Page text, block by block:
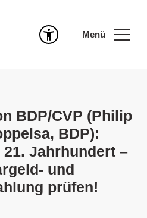
Menü
BDP/CVP (Philip
BDP):
Jahrhundert –
und
prüfen!